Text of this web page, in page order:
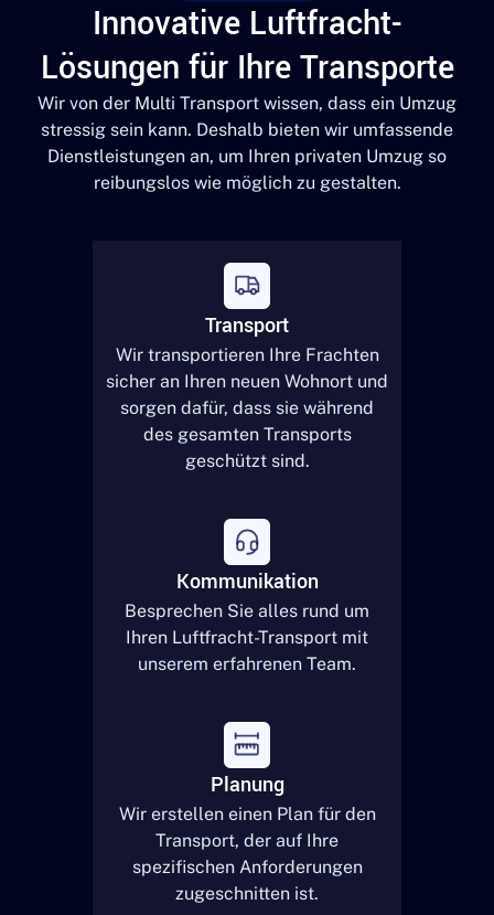
Innovative Luftfracht-
Lösungen für Ihre Transporte
Wir von der Multi Transport wissen, dass ein Umzug
stressig sein kann. Deshalb bieten wir umfassende
Dienstleistungen an, um Ihren privaten Umzug so
reibungslos wie möglich zu gestalten.
Transport
Wir transportieren Ihre Frachten
sicher an Ihren neuen Wohnort und
sorgen dafür, dass sie während
des gesamten Transports
geschützt sind.
Kommunikation
Besprechen Sie alles rund um
Ihren Luftfracht-Transport mit
unserem erfahrenen Team.
Planung
Wir erstellen einen Plan für den
Transport, der auf Ihre
spezifischen Anforderungen
zugeschnitten ist.